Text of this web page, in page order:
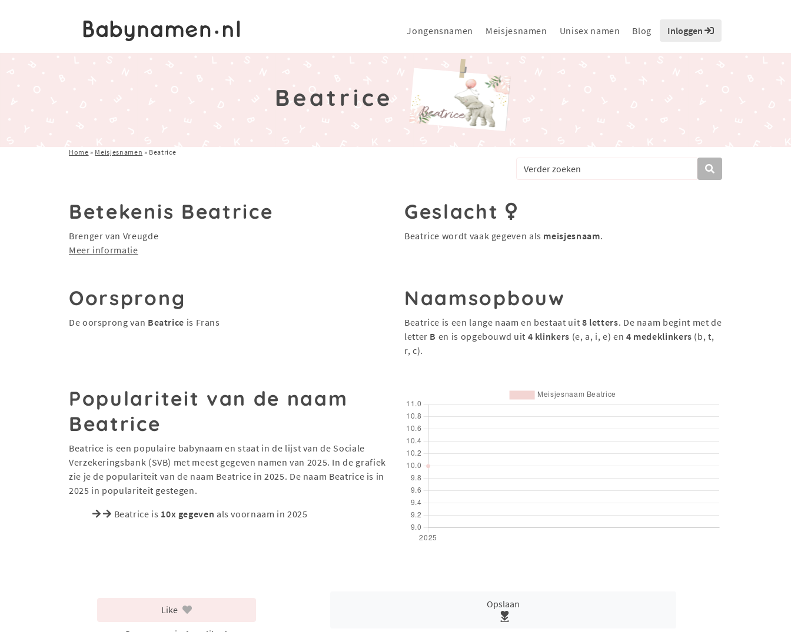
Jongensnamen Meisjesnamen Unisex namen Blog Inloggen
Beatrice
Home » Meisjesnamen » Beatrice
Betekenis Beatrice
Brenger van Vreugde
Meer informatie
Geslacht
Beatrice wordt vaak gegeven als meisjesnaam.
Oorsprong
De oorsprong van Beatrice is Frans
Naamsopbouw
Beatrice is een lange naam en bestaat uit 8 letters. De naam begint met de
letter B en is opgebouwd uit 4 klinkers (e, a, i, e) en 4 medeklinkers (b, t,
r, c).
Populariteit van de naam
Beatrice
Beatrice is een populaire babynaam en staat in de lijst van de Sociale
Verzekeringsbank (SVB) met meest gegeven namen van 2025. In de grafiek
zie je de populariteit van de naam Beatrice in 2025. De naam Beatrice is in
2025 in populariteit gestegen.
Beatrice is 10x gegeven als voornaam in 2025
Like
Opslaan